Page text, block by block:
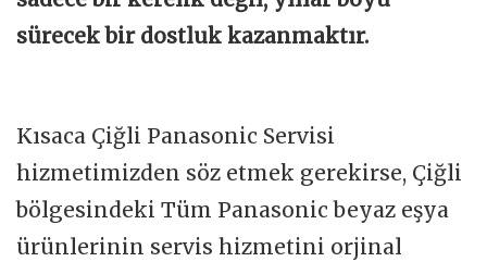
sürecek bir dostluk kazanmaktır.
Kısaca Çiğli Panasonic Servisi
hizmetimizden söz etmek gerekirse, Çiğli
bölgesindeki Tüm Panasonic beyaz eşya
ürünlerinin servis hizmetini orjinal